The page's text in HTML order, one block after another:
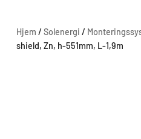
Hjem / Solenergi /
shield, Zn, h-551mm, L-1,9m